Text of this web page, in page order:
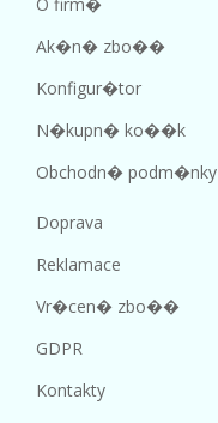
Ak�n� zbo��
Konfigur�tor
N�kupn� ko��k
Obchodn� podm�nky
Doprava
Reklamace
Vr�cen� zbo��
GDPR
Kontakty